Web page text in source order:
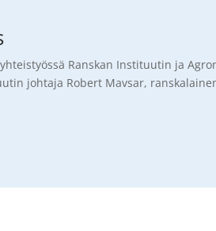
Ranskan Instituutin ja
johtaja Robert Mavsar,